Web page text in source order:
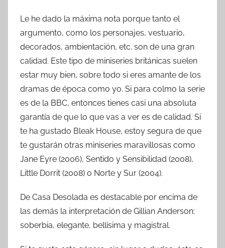
Le he dado la máxima nota porque tanto el
argumento, como los personajes, vestuario,
decorados, ambientación, etc. son de una gran
calidad. Este tipo de miniseries británicas suelen
estar muy bien, sobre todo si eres amante de los
dramas de época como yo. Si para colmo la serie
es de la BBC, entonces tienes casi una absoluta
garantía de que lo que vas a ver es de calidad. Si
te ha gustado Bleak House, estoy segura de que
te gustarán otras miniseries maravillosas como
Jane Eyre (2006), Sentido y Sensibilidad (2008),
Little Dorrit (2008) o Norte y Sur (2004).
De Casa Desolada es destacable por encima de
las demás la interpretación de Gillian Anderson:
soberbia, elegante, bellísima y magistral.